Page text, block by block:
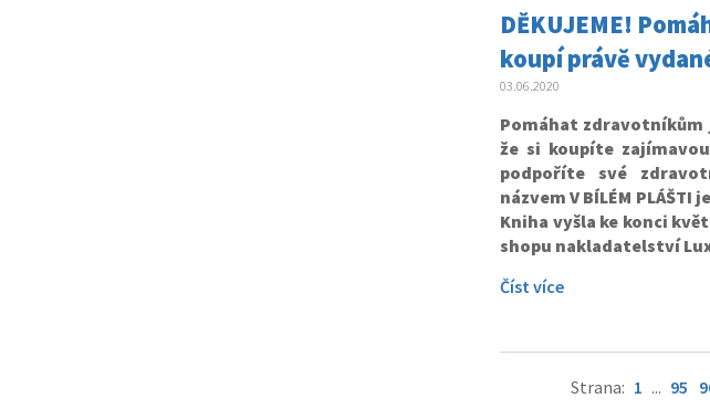
DĚKUJEME!
koupí právě
03.06.2020
Pomáhat zdravotníkům
že si koupíte
podpoříte své
názvem V BÍLÉM
Kniha vyšla ke konci
shopu nakladatelství
Číst více
Strana: 1 ... 95